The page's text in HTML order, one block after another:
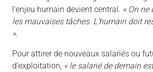
l’enjeu humain devient central. « On
les mauvaises tâches. L’humain doit
».
Pour attirer de nouveaux salariés ou
d’exploitation, « le salarié de demain